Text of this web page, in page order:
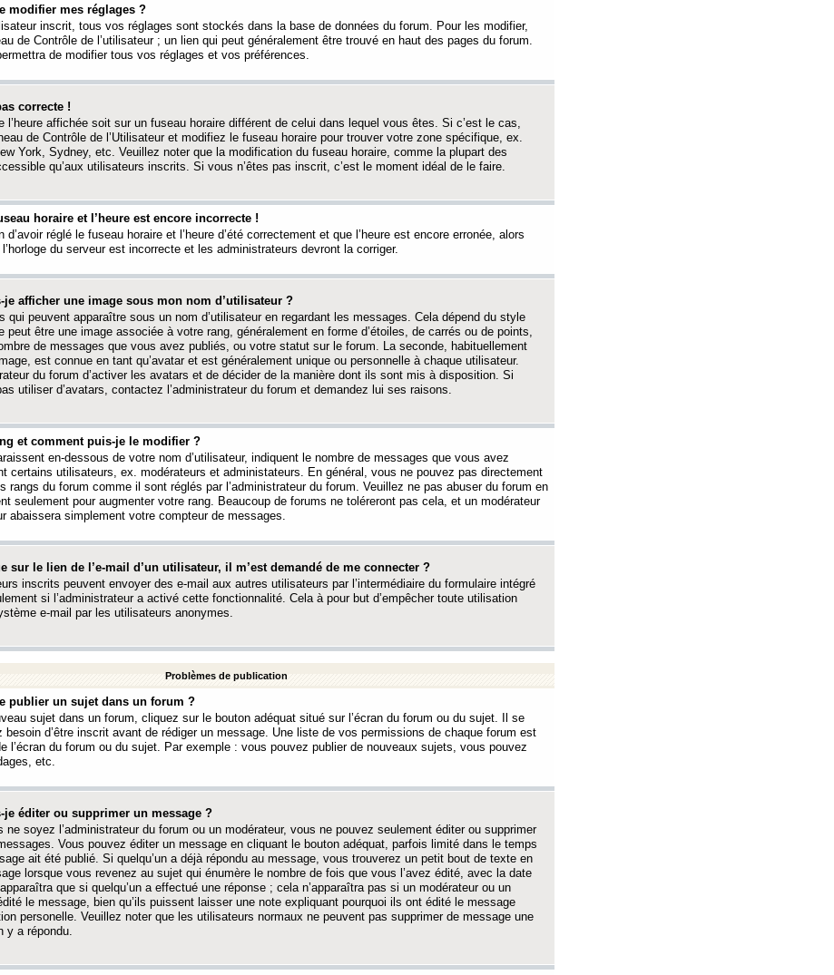
modifier mes réglages ?
inscrit, tous vos réglages sont stockés dans la base de données du forum. Pour les modifier,
de Contrôle de l’utilisateur ; un lien qui peut généralement être trouvé en haut des pages du forum.
de modifier tous vos réglages et vos préférences.
correcte !
l’heure affichée soit sur un fuseau horaire différent de celui dans lequel vous êtes. Si c’est le cas,
de Contrôle de l’Utilisateur et modifiez le fuseau horaire pour trouver votre zone spécifique, ex.
York, Sydney, etc. Veuillez noter que la modification du fuseau horaire, comme la plupart des
qu’aux utilisateurs inscrits. Si vous n’êtes pas inscrit, c’est le moment idéal de le faire.
horaire et l’heure est encore incorrecte !
réglé le fuseau horaire et l’heure d’été correctement et que l’heure est encore erronée, alors
l’horloge du serveur est incorrecte et les administrateurs devront la corriger.
je afficher une image sous mon nom d’utilisateur ?
qui peuvent apparaître sous un nom d’utilisateur en regardant les messages. Cela dépend du style
peut être une image associée à votre rang, généralement en forme d’étoiles, de carrés ou de points,
de messages que vous avez publiés, ou votre statut sur le forum. La seconde, habituellement
est connue en tant qu’avatar et est généralement unique ou personnelle à chaque utilisateur.
du forum d’activer les avatars et de décider de la manière dont ils sont mis à disposition. Si
utiliser d’avatars, contactez l’administrateur du forum et demandez lui ses raisons.
et comment puis-je le modifier ?
en-dessous de votre nom d’utilisateur, indiquent le nombre de messages que vous avez
certains utilisateurs, ex. modérateurs et administateurs. En général, vous ne pouvez pas directement
rangs du forum comme il sont réglés par l’administrateur du forum. Veuillez ne pas abuser du forum en
seulement pour augmenter votre rang. Beaucoup de forums ne toléreront pas cela, et un modérateur
abaissera simplement votre compteur de messages.
sur le lien de l’e-mail d’un utilisateur, il m’est demandé de me connecter ?
inscrits peuvent envoyer des e-mail aux autres utilisateurs par l’intermédiaire du formulaire intégré
si l’administrateur a activé cette fonctionnalité. Cela à pour but d’empêcher toute utilisation
e-mail par les utilisateurs anonymes.
Problèmes de publication
publier un sujet dans un forum ?
sujet dans un forum, cliquez sur le bouton adéquat situé sur l’écran du forum ou du sujet. Il se
besoin d’être inscrit avant de rédiger un message. Une liste de vos permissions de chaque forum est
l’écran du forum ou du sujet. Par exemple : vous pouvez publier de nouveaux sujets, vous pouvez
etc.
je éditer ou supprimer un message ?
ne soyez l’administrateur du forum ou un modérateur, vous ne pouvez seulement éditer ou supprimer
Vous pouvez éditer un message en cliquant le bouton adéquat, parfois limité dans le temps
ait été publié. Si quelqu’un a déjà répondu au message, vous trouverez un petit bout de texte en
lorsque vous revenez au sujet qui énumère le nombre de fois que vous l’avez édité, avec la date
que si quelqu’un a effectué une réponse ; cela n’apparaîtra pas si un modérateur ou un
le message, bien qu’ils puissent laisser une note expliquant pourquoi ils ont édité le message
personelle. Veuillez noter que les utilisateurs normaux ne peuvent pas supprimer de message une
y a répondu.